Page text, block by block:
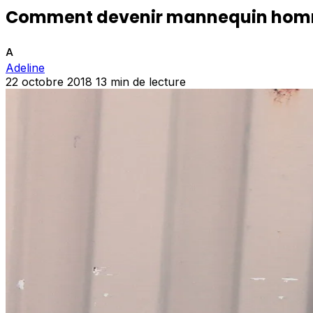
Comment devenir mannequin
A
Adeline
22 octobre 2018 13 min de lecture